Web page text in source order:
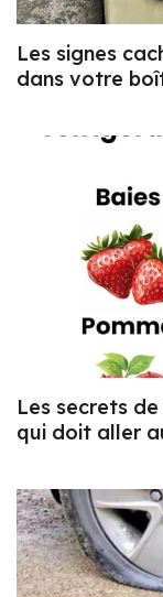
Les signes
dans votre
Les secrets
qui doit aller